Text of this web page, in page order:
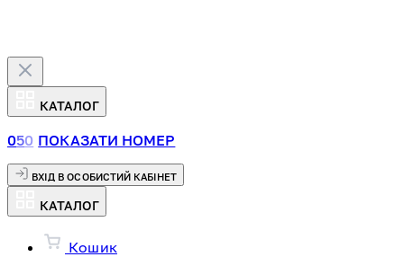
КАТАЛОГ
050 ПОКАЗАТИ НОМЕР
ВХІД В ОСОБИСТИЙ КАБІНЕТ
КАТАЛОГ
Кошик